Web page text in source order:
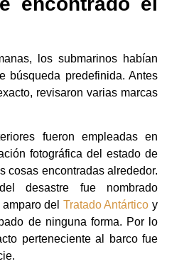
los submarinos habían
búsqueda predefinida. Antes
revisaron varias marcas
fueron empleadas en
fotográfica del estado de
cosas encontradas alrededor.
desastre fue nombrado
del Tratado Antártico y
de ninguna forma. Por lo
perteneciente al barco fue